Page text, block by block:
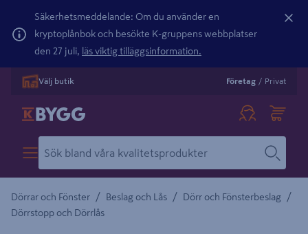
Säkerhetsmeddelande: Om du använder en
kryptoplånbok och besökte K-gruppens webbplatser
den 27 juli, läs viktig tilläggsinformation.
Välj butik Företag / Privat
Dörrar och Fönster / Beslag och Lås / Dörr och Fönsterbeslag /
Dörrstopp och Dörrlås